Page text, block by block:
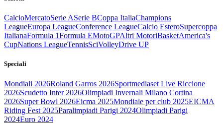
CalcioMercatoSerie ASerie BCoppa ItaliaChampions
LeagueEuropa LeagueConference LeagueCalcio EsteroSupercoppa
ItalianaFormula 1Formula EMotoGPAltri MotoriBasketAmerica's
CupNations LeagueTennisSciVolleyDrive UP
Speciali
Mondiali 2026Roland Garros 2026Sportmediaset Live Riccione
2026Scudetto Inter 2026Olimpiadi Invernali Milano Cortina
2026Super Bowl 2026Eicma 2025Mondiale per club 2025EICMA
Riding Fest 2025Paralimpiadi Parigi 2024Olimpiadi Parigi
2024Euro 2024